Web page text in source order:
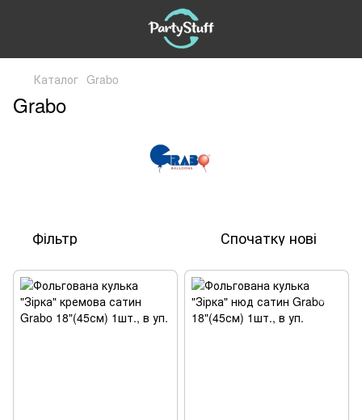
Каталог Grabo
Grabo
Фільтр Спочатку нові